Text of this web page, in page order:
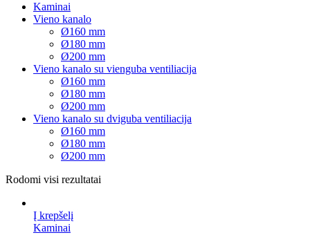
Kaminai
Vieno kanalo
Ø160 mm
Ø180 mm
Ø200 mm
Vieno kanalo su vienguba ventiliacija
Ø160 mm
Ø180 mm
Ø200 mm
Vieno kanalo su dviguba ventiliacija
Ø160 mm
Ø180 mm
Ø200 mm
Rodomi visi rezultatai
Į krepšelį
Kaminai